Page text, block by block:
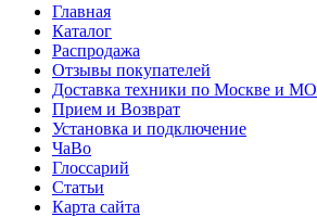
Главная
Каталог
Распродажа
Отзывы покупателей
Доставка техники по Москве и МО
Прием и Возврат
Установка и подключение
ЧаВо
Глоссарий
Статьи
Карта сайта